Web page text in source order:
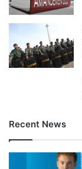
Recent News